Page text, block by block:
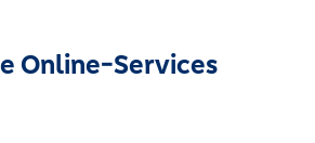
Online-Services